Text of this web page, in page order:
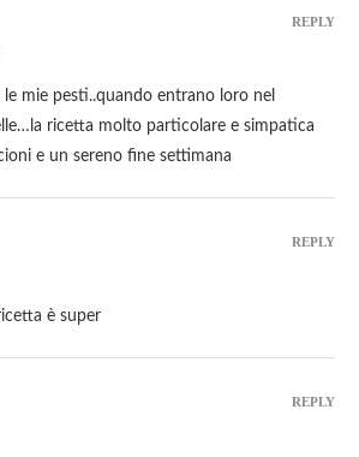
mie pesti..quando entrano loro nel
ricetta molto particolare e simpatica
e un sereno fine settimana
REPLY
è super
REPLY
REPLY